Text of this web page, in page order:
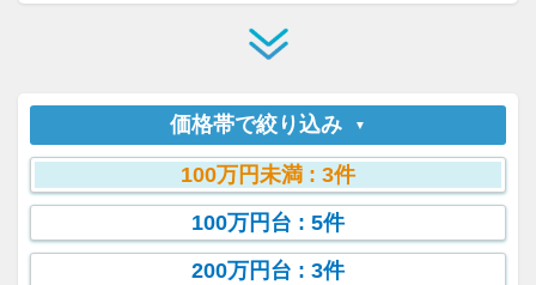
価格帯で絞り込み
100万円未満 : 3件
100万円台 : 5件
200万円台 : 3件